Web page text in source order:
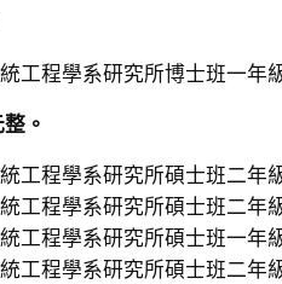
工程學系研究所博士班一年
。
工程學系研究所碩士班二年
工程學系研究所碩士班二年
工程學系研究所碩士班一年
工程學系研究所碩士班二年